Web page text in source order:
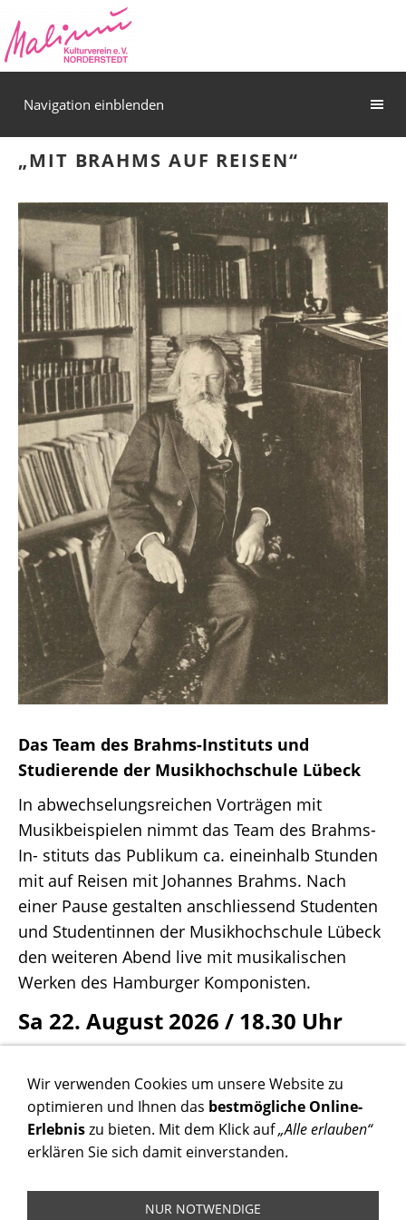
Navigation einblenden
„MIT BRAHMS AUF REISEN“
Das Team des Brahms-Instituts und
Studierende der Musikhochschule Lübeck
In abwechselungsreichen Vorträgen mit
Musikbeispielen nimmt das Team des Brahms-
In- stituts das Publikum ca. eineinhalb Stunden
mit auf Reisen mit Johannes Brahms. Nach
einer Pause gestalten anschliessend Studenten
und Studentinnen der Musikhochschule Lübeck
den weiteren Abend live mit musikalischen
Werken des Hamburger Komponisten.
Sa 22. August 2026 / 18.30 Uhr
Stadtmuseum Norderstedt / 18.30
Uhr
Ende der Veranstaltung gegen 21 Uhr - Eintritt
frei
Um eine angemessene Spende wird gebeten
Wir verwenden Cookies um unsere Website zu
optimieren und Ihnen das bestmögliche Online-
Erlebniszu bieten. Mit dem Klick auf„Alle erlauben“
erklären Sie sich damit einverstanden.
NUR NOTWENDIGE